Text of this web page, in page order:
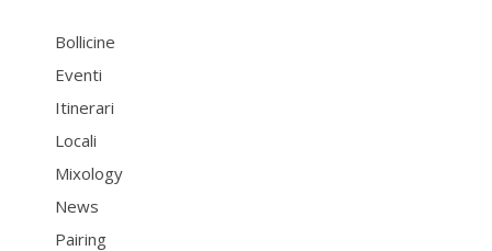
Bollicine
Eventi
Itinerari
Locali
Mixology
News
Pairing